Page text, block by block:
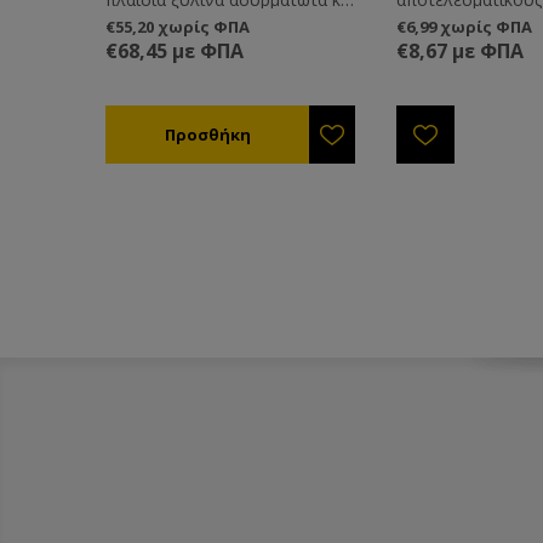
κινητό πάτο αεριζόμενο ξύλινο
Lng.
€55,20 χωρίς ΦΠΑ
€68,45 με ΦΠΑ
να προσελκύσετε
αφεσμούς. Απλά
που θέλετε να
€6,99 χωρίς ΦΠΑ
€8,67 με ΦΠΑ